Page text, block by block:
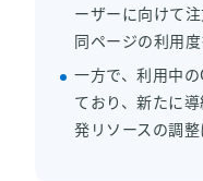
ーザーに向けて
同ページの利用
一方で、利用中
ており、新たに
発リソースの調